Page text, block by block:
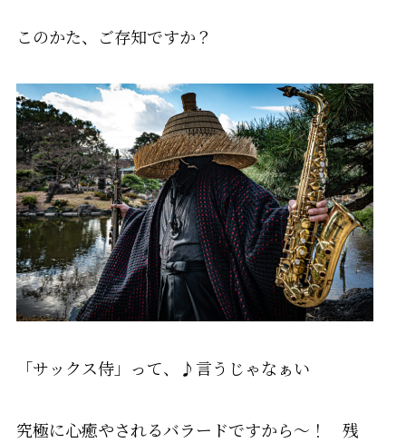
このかた、ご存知ですか？
「サックス侍」って、♪言うじゃなぁい
究極に心癒やされるバラードですから～！ 残